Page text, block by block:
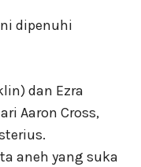
dipenuhi
dan Ezra
Aaron Cross,
aneh yang suka